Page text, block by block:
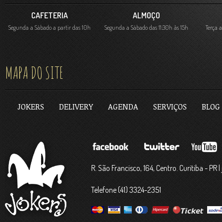
CAFETERIA
Segunda a Sábado a partir das 10h
ALMOÇO
Segunda a Sábado das 11:30h às 15h Terça
MAPA DO SITE
JOKERS DELIVERY AGENDA SERVIÇOS BLOG
R. São Francisco, 164, Centro. Curitiba - PR
Telefone (41) 3324-2351